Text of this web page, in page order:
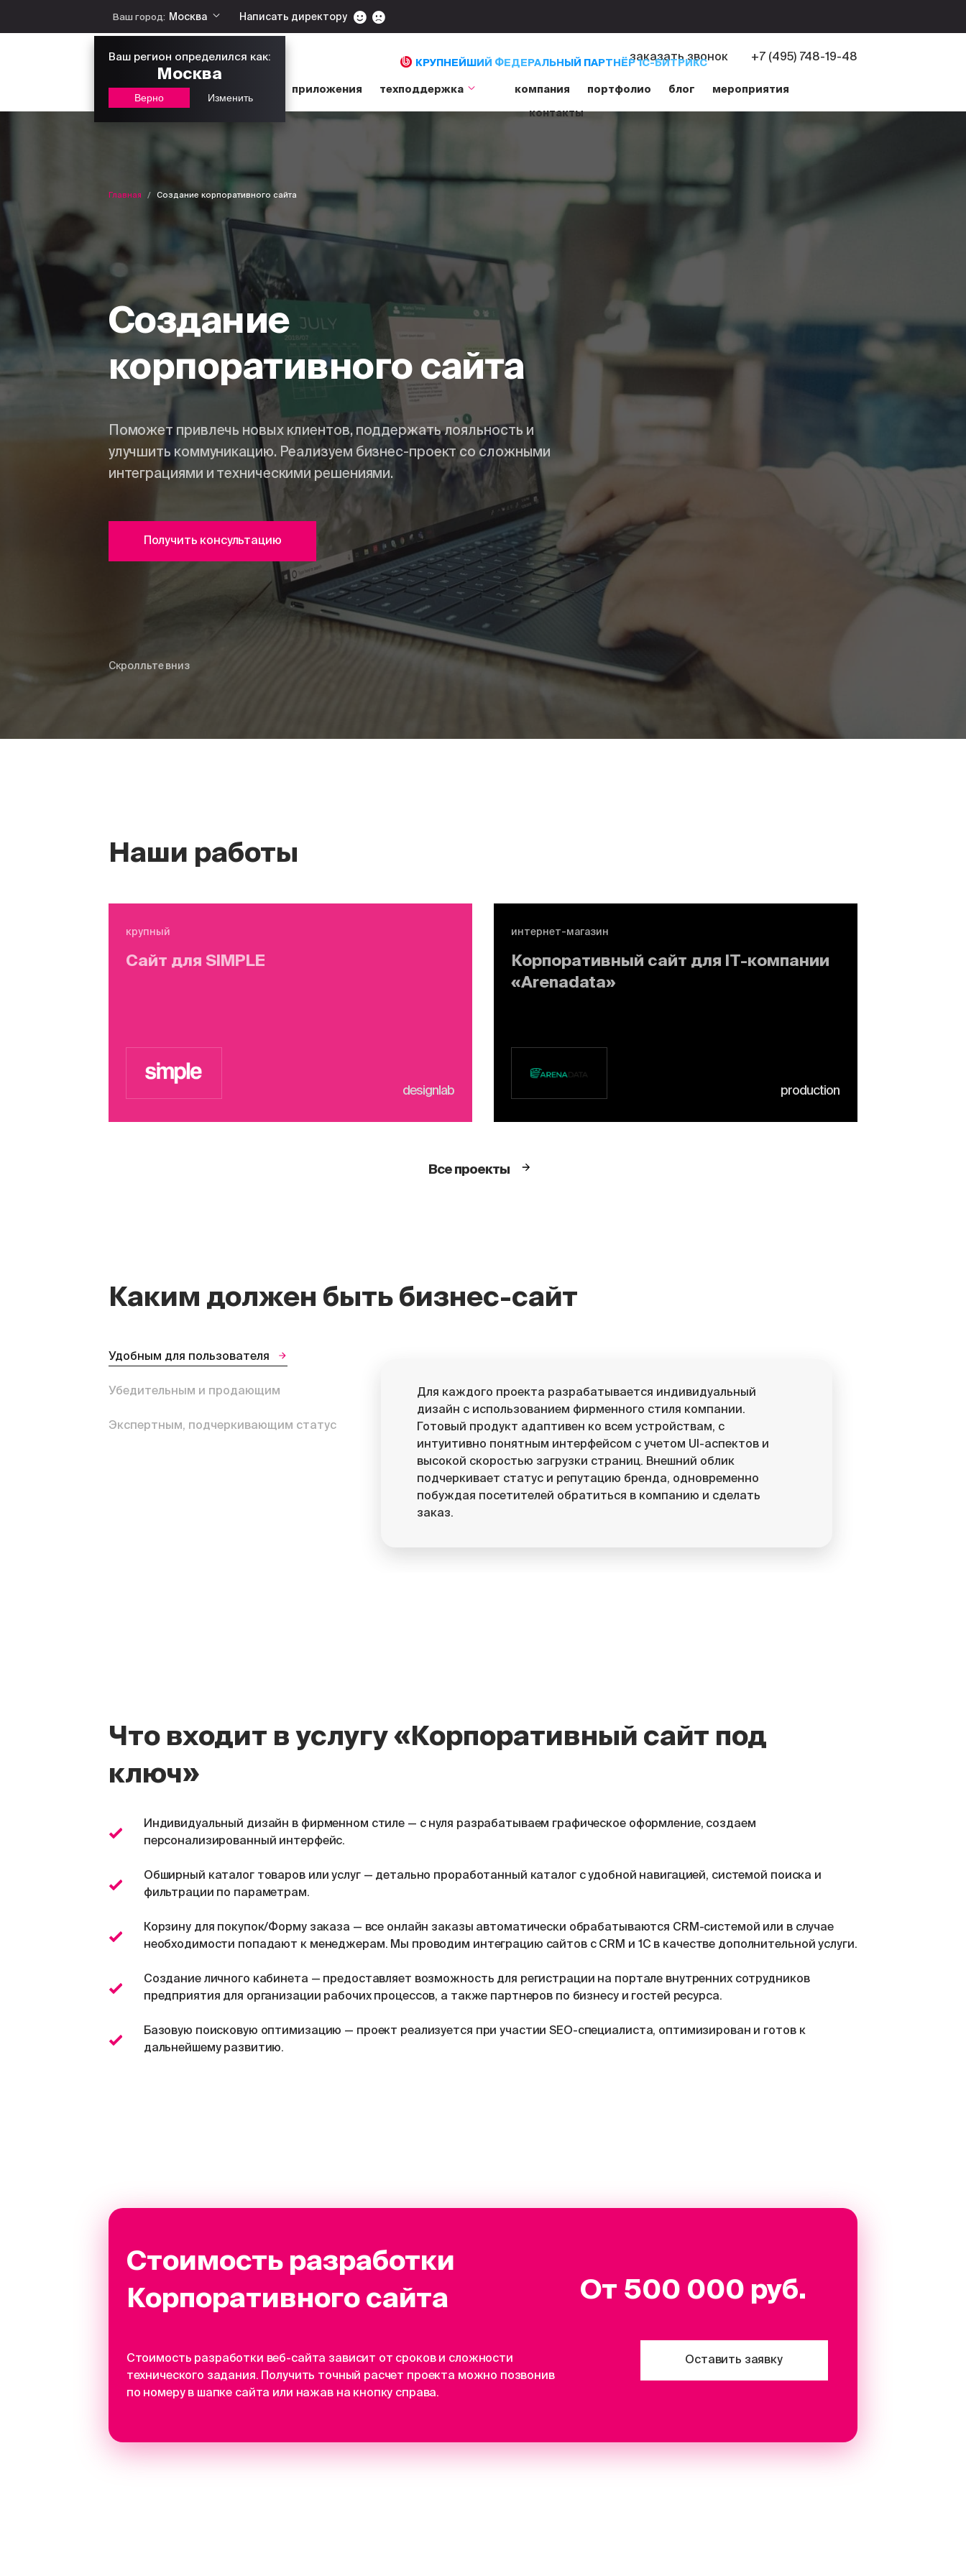
Ваш город: Москва
Ваш регион определился как:
Москва
Верно Изменить
Написать директору
КРУПНЕЙШИЙ ФЕДЕРАЛЬНЫЙ ПАРТНЁР 1С-БИТРИКС
заказать звонок +7 (495) 748-19-48
сайты интернет-магазины приложения техподдержка компания портфолио блог мероприятия
контакты
Главная Создание корпоративного сайта
Создание
корпоративного сайта
Поможет привлечь новых клиентов, поддержать лояльность и
улучшить коммуникацию. Реализуем бизнес-проект со сложными
интеграциями и техническими решениями.
Получить консультацию
Скролльте вниз
Наши работы
крупный
Сайт для SIMPLE
designlab
интернет-магазин
Корпоративный сайт для IT-компании
«Arenadata»
production
Все проекты
Каким должен быть бизнес-сайт
Удобным для пользователя
Убедительным и продающим
Экспертным, подчеркивающим статус
Для каждого проекта разрабатывается индивидуальный
дизайн с использованием фирменного стиля компании.
Готовый продукт адаптивен ко всем устройствам, с
интуитивно понятным интерфейсом с учетом UI-аспектов и
высокой скоростью загрузки страниц. Внешний облик
подчеркивает статус и репутацию бренда, одновременно
побуждая посетителей обратиться в компанию и сделать
заказ.
Что входит в услугу «Корпоративный сайт под
ключ»
Индивидуальный дизайн в фирменном стиле — с нуля разрабатываем графическое оформление, создаем
персонализированный интерфейс.
Обширный каталог товаров или услуг — детально проработанный каталог с удобной навигацией, системой поиска и
фильтрации по параметрам.
Корзину для покупок/Форму заказа — все онлайн заказы автоматически обрабатываются CRM-системой или в случае
необходимости попадают к менеджерам. Мы проводим интеграцию сайтов с CRM и 1С в качестве дополнительной услуги.
Создание личного кабинета — предоставляет возможность для регистрации на портале внутренних сотрудников
предприятия для организации рабочих процессов, а также партнеров по бизнесу и гостей ресурса.
Базовую поисковую оптимизацию — проект реализуется при участии SEO-специалиста, оптимизирован и готов к
дальнейшему развитию.
Стоимость разработки
Корпоративного сайта
От 500 000 руб.
Стоимость разработки веб-сайта зависит от сроков и сложности
технического задания. Получить точный расчет проекта можно позвонив
по номеру в шапке сайта или нажав на кнопку справа.
Оставить заявку